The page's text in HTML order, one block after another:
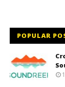
POPULAR